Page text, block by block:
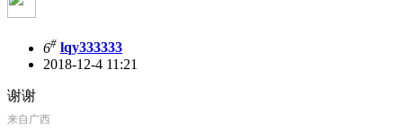
6# lqy333333
2018-12-4 11:21
谢谢
来自广西